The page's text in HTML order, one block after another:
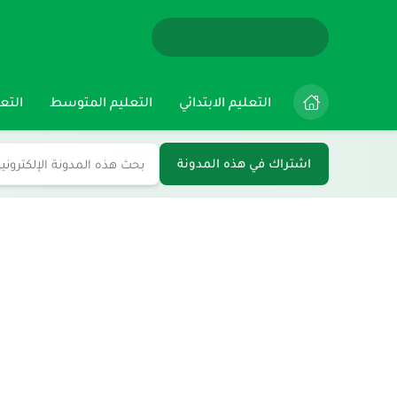
التعليم الابتدائي التعليم المتوسط
اشتراك في هذه المدونة